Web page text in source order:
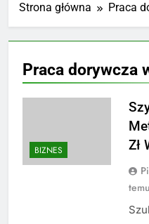
Strona główna Praca
Praca dorywcza
BIZNES
Zł
temu